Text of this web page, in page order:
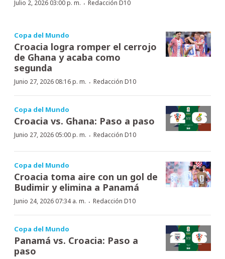
Julio 2, 2026 03:00 p. m. · Redacción D10
Copa del Mundo
Croacia logra romper el cerrojo
de Ghana y acaba como
segunda
Junio 27, 2026 08:16 p. m. · Redacción D10
Copa del Mundo
Croacia vs. Ghana: Paso a paso
Junio 27, 2026 05:00 p. m. · Redacción D10
Copa del Mundo
Croacia toma aire con un gol de
Budimir y elimina a Panamá
Junio 24, 2026 07:34 a. m. · Redacción D10
Copa del Mundo
Panamá vs. Croacia: Paso a
paso